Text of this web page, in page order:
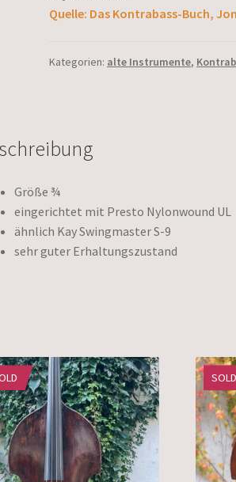
Quelle: Das Kontrabass-Buch,
Kategorien: alte Instrumente,
Größe ¾
eingerichtet mit Presto Nylonwound UL
ähnlich Kay Swingmaster S-9
sehr guter Erhaltungszustand
SOLD